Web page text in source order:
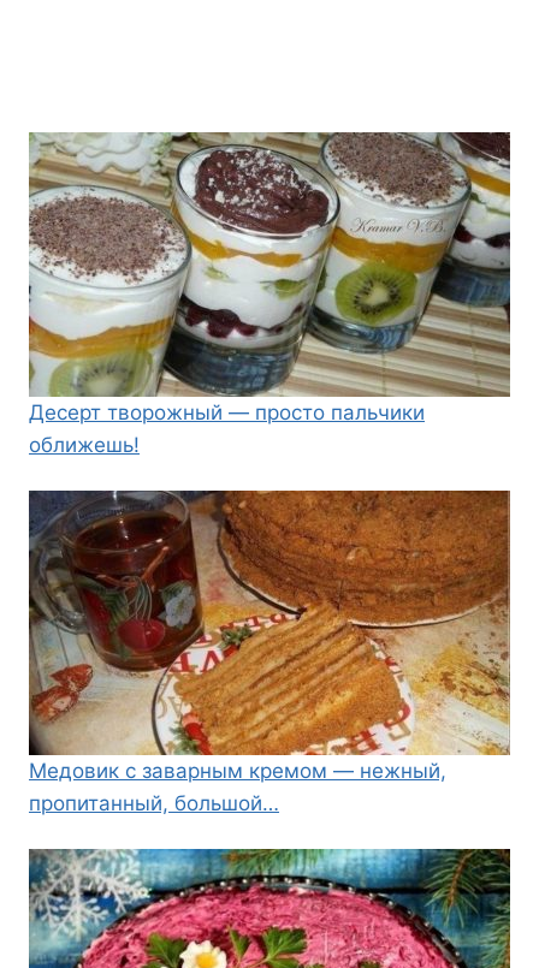
Десерт творожный — просто пальчики
оближешь!
Медовик с заварным кремом — нежный,
пропитанный, большой…